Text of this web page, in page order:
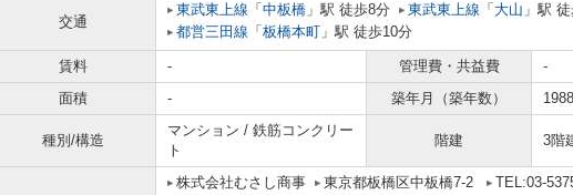
交通
東武東上線 「 中板橋 」駅 徒歩8分 東武東上線 「 大山 」駅
都営三田線 「 板橋本町 」駅 徒歩10分
賃料 - 管理費・共益費
-
面積
- 築年月（築年数）
種別/構造
マンション / 鉄筋コンクリー
ト
階建 3階
株式会社むさし商事 東京都板橋区中板橋7-2
TEL:03-